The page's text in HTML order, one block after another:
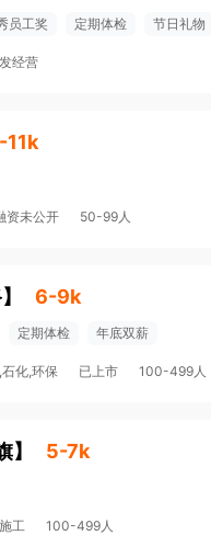
员工奖 定期体检 节日礼物
经营
11k
资未公开 50-99人
】 6-9k
定期体检 年底双薪
化,环保 已上市 100-499人
】 5-7k
工 100-499人